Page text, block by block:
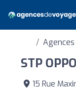
STP
15 Rue